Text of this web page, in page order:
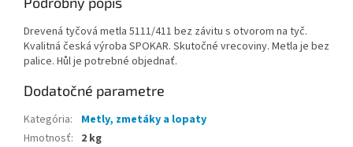
Drevená tyčová metla 5111/411 bez závitu s otvorom na tyč.
Kvalitná česká výroba SPOKAR. Skutočné vrecoviny. Metla je bez
palice. Hůl je potrebné objednať.
Dodatočné parametre
Kategória:
Metly, zmetáky a lopaty
Hmotnosť: 2 kg